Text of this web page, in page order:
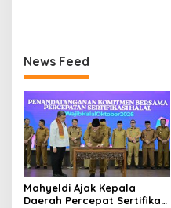
News Feed
Mahyeldi Ajak Kepala
Daerah Percepat Sertifikasi